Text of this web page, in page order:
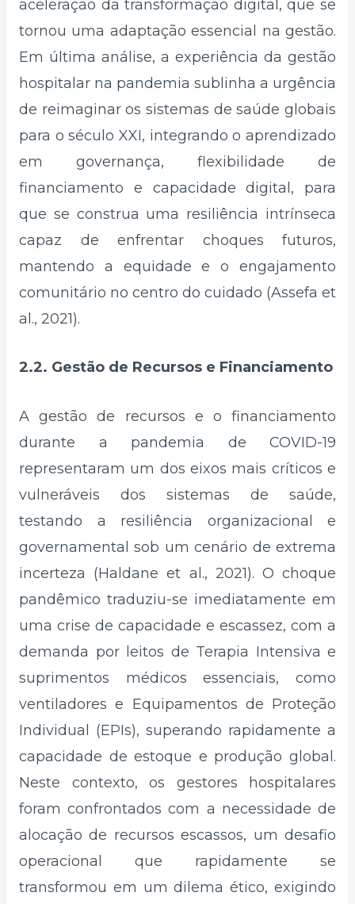
aceleração da transformação digital, que se
tornou uma adaptação essencial na gestão.
Em última análise, a experiência da gestão
hospitalar na pandemia sublinha a urgência
de reimaginar os sistemas de saúde globais
para o século XXI, integrando o aprendizado
em governança, flexibilidade de
financiamento e capacidade digital, para
que se construa uma resiliência intrínseca
capaz de enfrentar choques futuros,
mantendo a equidade e o engajamento
comunitário no centro do cuidado (Assefa et
al., 2021).
2.2. Gestão de Recursos e Financiamento
A gestão de recursos e o financiamento
durante a pandemia de COVID-19
representaram um dos eixos mais críticos e
vulneráveis dos sistemas de saúde,
testando a resiliência organizacional e
governamental sob um cenário de extrema
incerteza (Haldane et al., 2021). O choque
pandêmico traduziu-se imediatamente em
uma crise de capacidade e escassez, com a
demanda por leitos de Terapia Intensiva e
suprimentos médicos essenciais, como
ventiladores e Equipamentos de Proteção
Individual (EPIs), superando rapidamente a
capacidade de estoque e produção global.
Neste contexto, os gestores hospitalares
foram confrontados com a necessidade de
alocação de recursos escassos, um desafio
operacional que rapidamente se
transformou em um dilema ético, exigindo